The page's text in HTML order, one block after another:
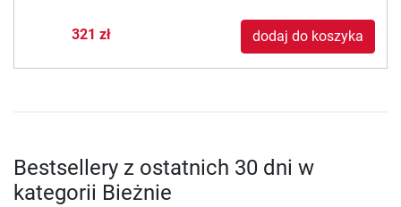
321 zł dodaj do koszyka
Bestsellery z ostatnich 30 dni w
kategorii Bieżnie